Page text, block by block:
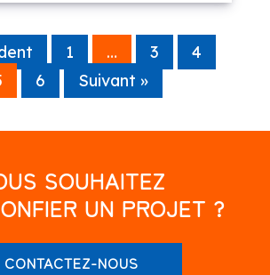
1 … 3
4
6 Suivant »
SOUHAITEZ
UN PROJET ?
CONTACTEZ-NOUS